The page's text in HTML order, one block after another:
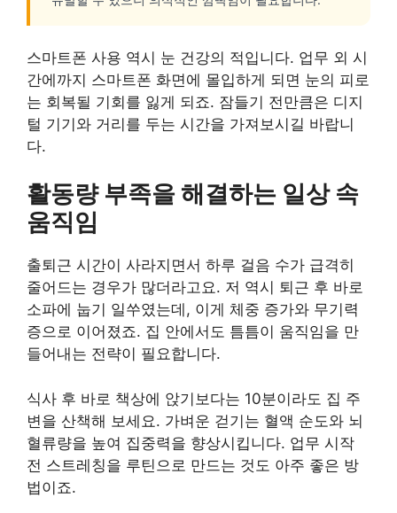
스마트폰 사용 역시 눈 건강의 적입니다. 업무 외 시
간에까지 스마트폰 화면에 몰입하게 되면 눈의 피로
는 회복될 기회를 잃게 되죠. 잠들기 전만큼은 디지
털 기기와 거리를 두는 시간을 가져보시길 바랍니
다.
활동량 부족을 해결하는 일상 속
움직임
출퇴근 시간이 사라지면서 하루 걸음 수가 급격히
줄어드는 경우가 많더라고요. 저 역시 퇴근 후 바로
소파에 눕기 일쑤였는데, 이게 체중 증가와 무기력
증으로 이어졌죠. 집 안에서도 틈틈이 움직임을 만
들어내는 전략이 필요합니다.
식사 후 바로 책상에 앉기보다는 10분이라도 집 주
변을 산책해 보세요. 가벼운 걷기는 혈액 순도와 뇌
혈류량을 높여 집중력을 향상시킵니다. 업무 시작
전 스트레칭을 루틴으로 만드는 것도 아주 좋은 방
법이죠.